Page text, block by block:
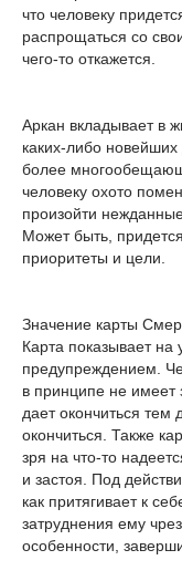
что человеку
распрощаться со
чего-то откажется.
Аркан вкладывает в
каких-либо новейших
более
человеку охото
произойти
Может быть,
приоритеты и цели.
Значение карты
Карта показывает
предупреждением.
в принципе не
дает окончиться
окончиться. Также
зря на что-то
и застоя. Под
как притягивает к
затруднения ему
особенности,